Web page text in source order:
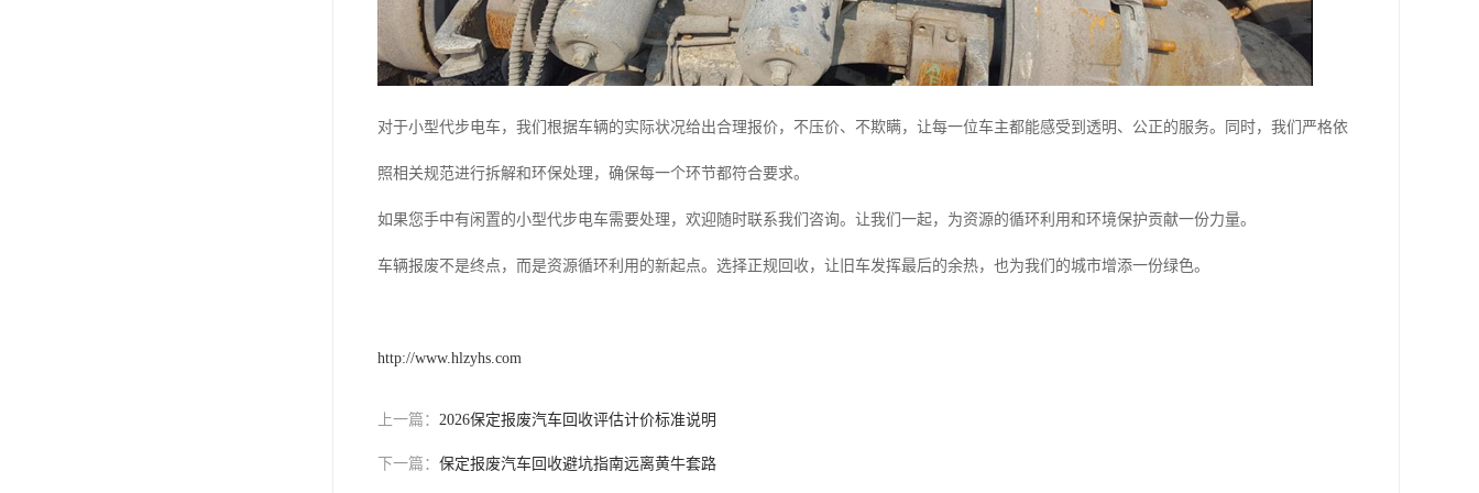
对于小型代步电车，我们根据车辆的实际状况给出合理报价，不压价、不欺瞒，让每一位车主都能感受到透明、公正的服务。同时，我们严格依
照相关规范进行拆解和环保处理，确保每一个环节都符合要求。
如果您手中有闲置的小型代步电车需要处理，欢迎随时联系我们咨询。让我们一起，为资源的循环利用和环境保护贡献一份力量。
车辆报废不是终点，而是资源循环利用的新起点。选择正规回收，让旧车发挥最后的余热，也为我们的城市增添一份绿色。
http://www.hlzyhs.com
上一篇： 2026保定报废汽车回收评估计价标准说明
下一篇： 保定报废汽车回收避坑指南远离黄牛套路